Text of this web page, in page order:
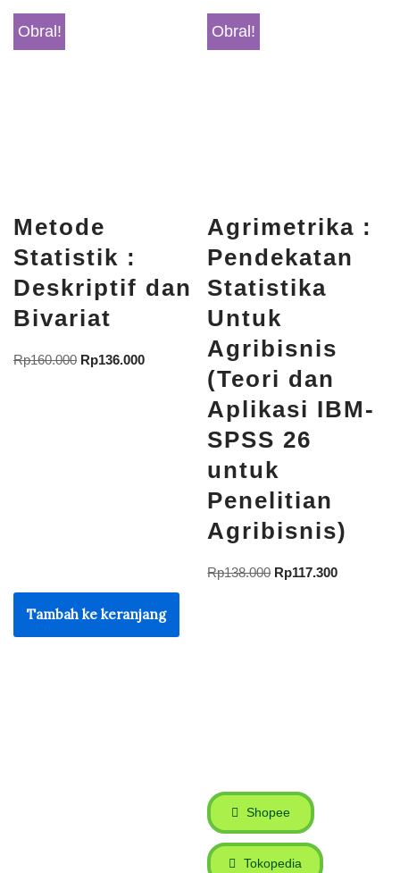
Obral!
Metode
Statistik :
Deskriptif dan
Bivariat
Rp160.000 Rp136.000
Tambah ke keranjang
Obral!
Agrimetrika :
Pendekatan
Statistika
Untuk
Agribisnis
(Teori dan
Aplikasi IBM-
SPSS 26
untuk
Penelitian
Agribisnis)
Rp138.000 Rp117.300
Shopee
Tokopedia